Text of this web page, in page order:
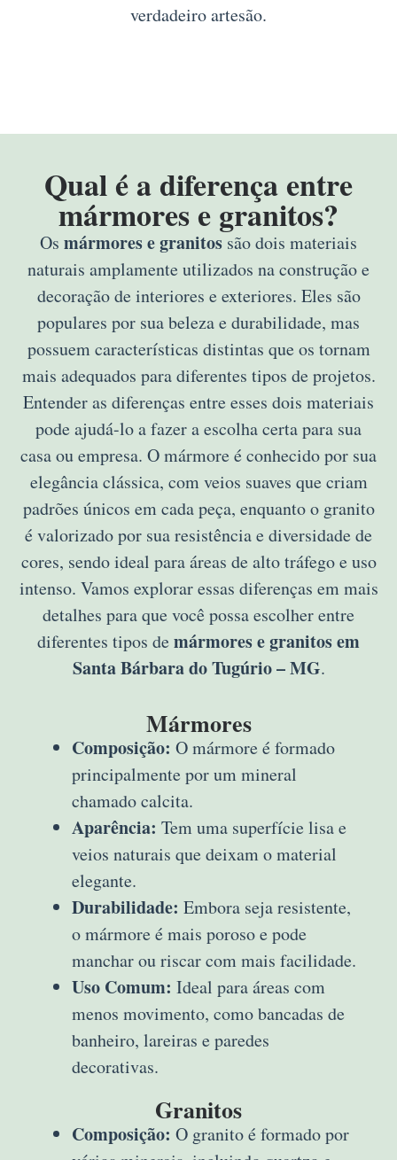
verdadeiro artesão.
Qual é a diferença entre
mármores e granitos?
Os mármores e granitos são dois materiais
naturais amplamente utilizados na construção e
decoração de interiores e exteriores. Eles são
populares por sua beleza e durabilidade, mas
possuem características distintas que os tornam
mais adequados para diferentes tipos de projetos.
Entender as diferenças entre esses dois materiais
pode ajudá-lo a fazer a escolha certa para sua
casa ou empresa. O mármore é conhecido por sua
elegância clássica, com veios suaves que criam
padrões únicos em cada peça, enquanto o granito
é valorizado por sua resistência e diversidade de
cores, sendo ideal para áreas de alto tráfego e uso
intenso. Vamos explorar essas diferenças em mais
detalhes para que você possa escolher entre
diferentes tipos de mármores e granitos em
Santa Bárbara do Tugúrio – MG.
Mármores
Composição: O mármore é formado
principalmente por um mineral
chamado calcita.
Aparência: Tem uma superfície lisa e
veios naturais que deixam o material
elegante.
Durabilidade: Embora seja resistente,
o mármore é mais poroso e pode
manchar ou riscar com mais facilidade.
Uso Comum: Ideal para áreas com
menos movimento, como bancadas de
banheiro, lareiras e paredes
decorativas.
Granitos
Composição: O granito é formado por